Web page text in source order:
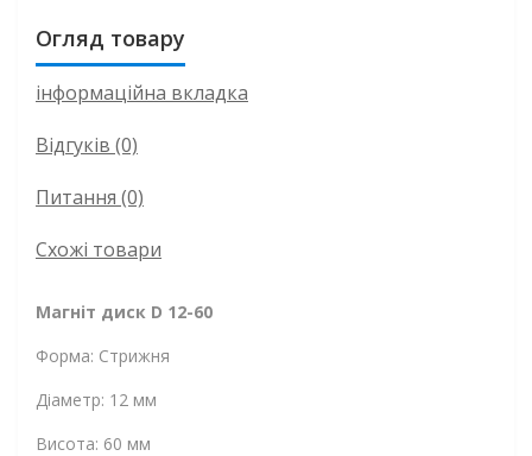
Огляд товару
інформаційна вкладка
Відгуків (0)
Питання (0)
Схожі товари
Магніт диск D 12-60
Форма: Стрижня
Діаметр: 12 мм
Висота: 60 мм